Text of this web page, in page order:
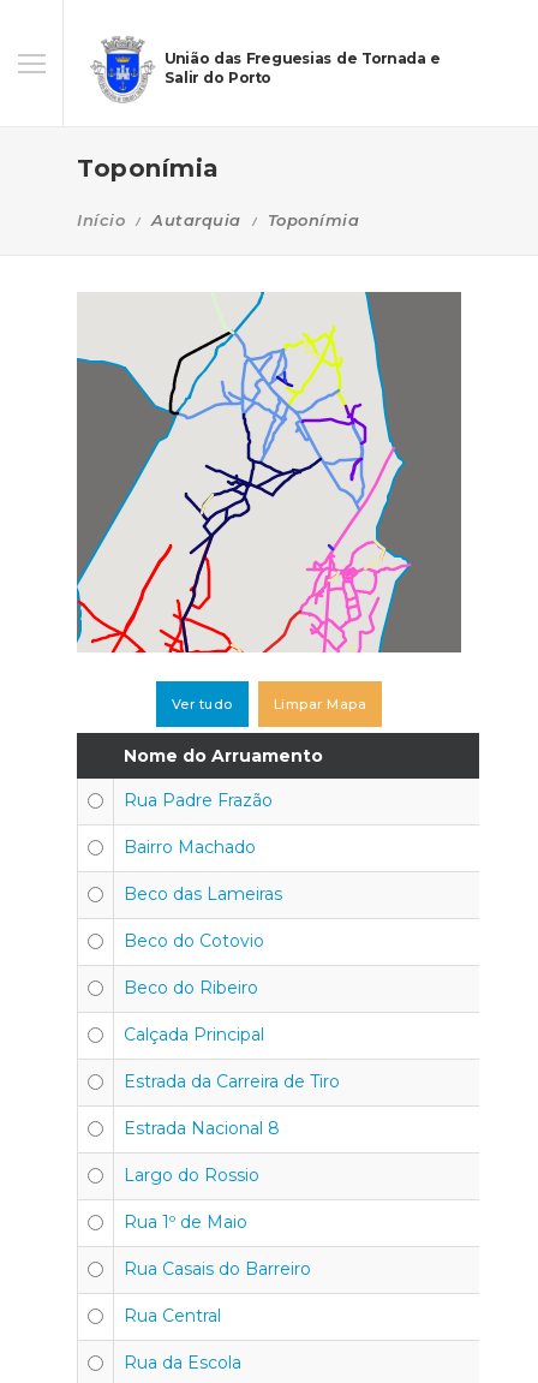
União das Freguesias de Tornada e
Salir do Porto
Toponímia
Início Autarquia Toponímia
Ver tudo Limpar Mapa
Nome do Arruamento
Rua Padre Frazão
Bairro Machado
Beco das Lameiras
Beco do Cotovio
Beco do Ribeiro
Calçada Principal
Estrada da Carreira de Tiro
Estrada Nacional 8
Largo do Rossio
Rua 1º de Maio
Rua Casais do Barreiro
Rua Central
Rua da Escola